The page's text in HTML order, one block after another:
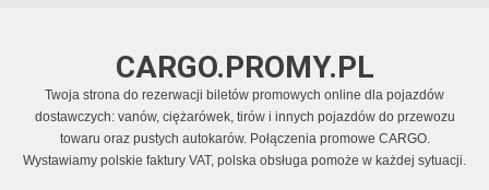
CARGO.PROMY.PL
Twoja strona do rezerwacji biletów promowych online dla pojazdów
dostawczych: vanów, ciężarówek, tirów i innych pojazdów do przewozu
towaru oraz pustych autokarów. Połączenia promowe CARGO.
Wystawiamy polskie faktury VAT, polska obsługa pomoże w każdej sytuacji.